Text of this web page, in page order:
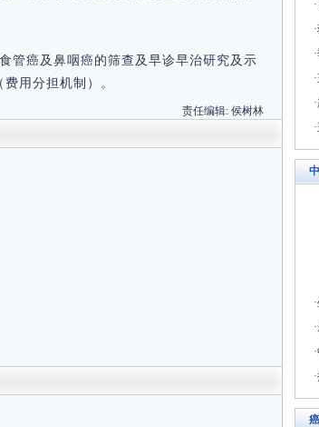
管癌及鼻咽癌的筛查及早诊早治研究及示
用分担机制）。
责任编辑: 侯树林